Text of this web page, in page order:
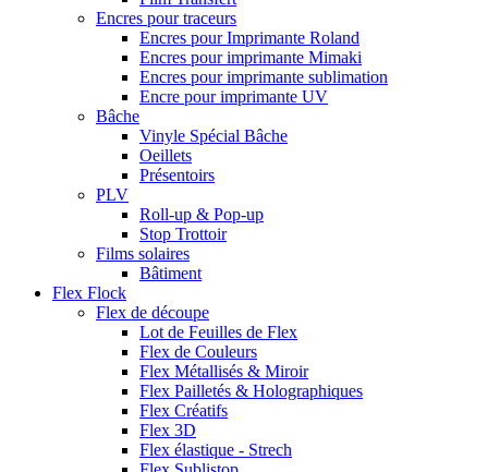
Encres pour traceurs
Encres pour Imprimante Roland
Encres pour imprimante Mimaki
Encres pour imprimante sublimation
Encre pour imprimante UV
Bâche
Vinyle Spécial Bâche
Oeillets
Présentoirs
PLV
Roll-up & Pop-up
Stop Trottoir
Films solaires
Bâtiment
Flex Flock
Flex de découpe
Lot de Feuilles de Flex
Flex de Couleurs
Flex Métallisés & Miroir
Flex Pailletés & Holographiques
Flex Créatifs
Flex 3D
Flex élastique - Strech